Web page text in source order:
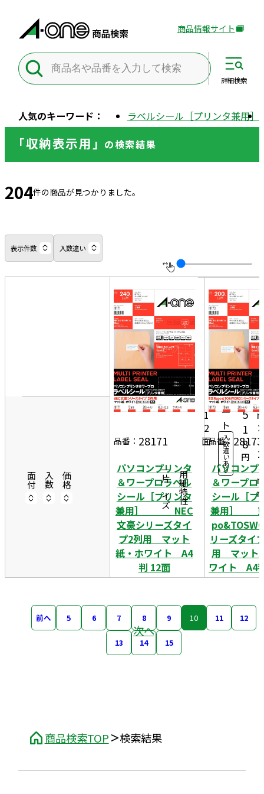
外
サ
別
ン
す
商品情報サイト
人気のキーワード： ラベルシール［プリンタ兼用］
詳細検索
商品検索TOP 検索結果
「収納表示用」 の検索結果
204件の商品が見つかりました。
表示件数 入数違い
面付 入数 価格 一片サイズ用紙特性
品番： 28171
パソコンプリンタ
＆ワープロラベル
シール［プリンタ
兼用］ NEC
文豪シリーズタイ
プ2列用 マット
紙・ホワイト A4
判 12面
1
2
面
20
シ
ー
ト
入
数
違
い
あ
り
1,
5
1
8
円
2
4
3
品番： 28173
パソコンプ
＆ワープロ
シール［プ
兼用］ 東
リーズタイ
用 マット
ワイト A4
前へ 5 6 7 8 9 10 11 12
13 14 15
次へ